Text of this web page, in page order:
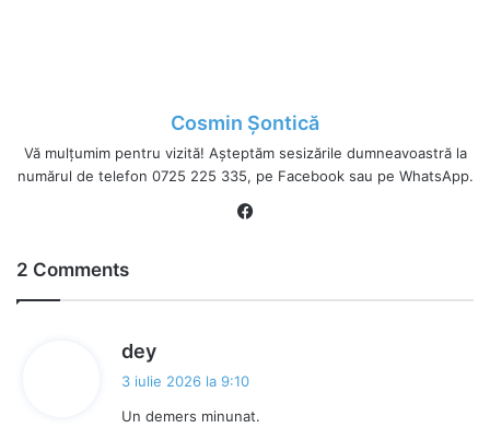
Cosmin Șontică
Vă mulțumim pentru vizită! Așteptăm sesizările dumneavoastră la
numărul de telefon 0725 225 335, pe Facebook sau pe WhatsApp.
2 Comments
dey
n
3 iulie 2026 la 9:10
Un demers minunat.